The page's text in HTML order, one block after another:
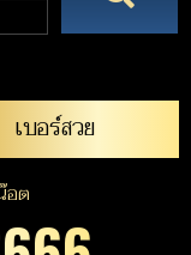
เบอร์สวย
ต